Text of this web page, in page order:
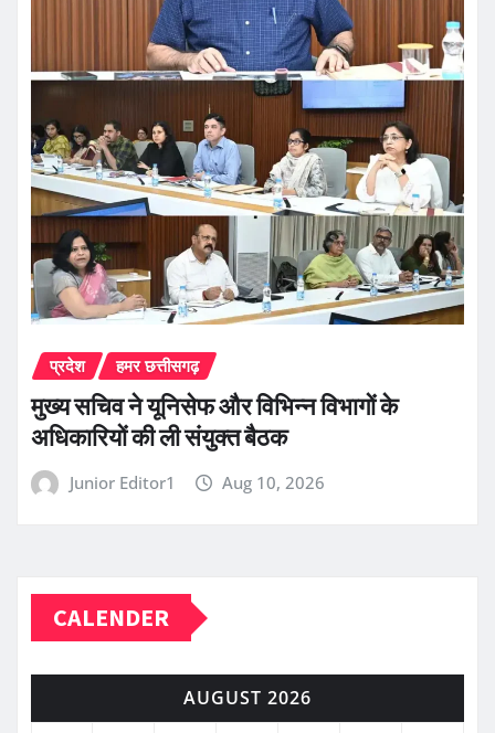
प्रदेश हमर छत्तीसगढ़
मुख्य सचिव ने यूनिसेफ और विभिन्न विभागों के
अधिकारियों की ली संयुक्त बैठक
Junior Editor1 Aug 10, 2026
CALENDER
AUGUST 2026